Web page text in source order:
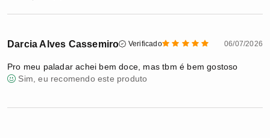
Darcia Alves Cassemiro Verificado 06/07/2026
Pro meu paladar achei bem doce, mas tbm é bem gostoso
Sim, eu recomendo este produto